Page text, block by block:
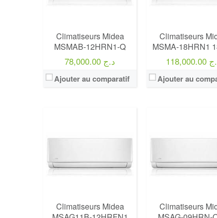
Climatiseurs Midea
MSMAB-12HRN1-Q
78,000.00 د.ج
Ajouter au comparatif
Climatiseurs
MSMA-18HRN1
د.ج
Ajouter au
Climatiseurs Midea
Climatiseurs